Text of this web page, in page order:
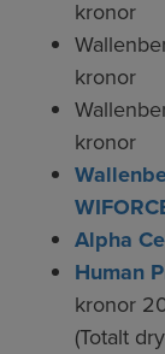
kronor
kronor
kronor
Alpha
Human
kronor
(Totalt